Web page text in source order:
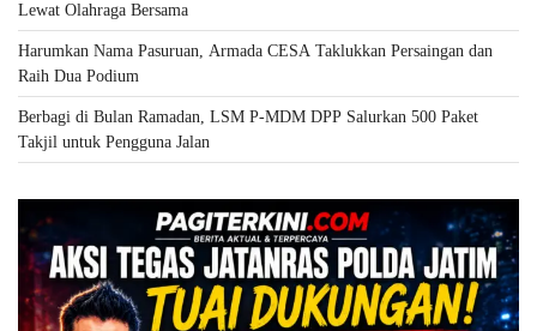
Lewat Olahraga Bersama
Harumkan Nama Pasuruan, Armada CESA Taklukkan Persaingan dan
Raih Dua Podium
Berbagi di Bulan Ramadan, LSM P-MDM DPP Salurkan 500 Paket
Takjil untuk Pengguna Jalan